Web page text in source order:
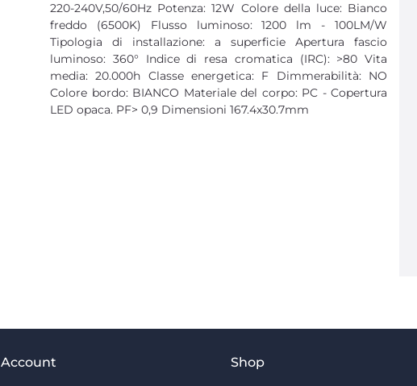
220-240V,50/60Hz Potenza: 12W Colore della luce: Bianco
freddo (6500K) Flusso luminoso: 1200 lm - 100LM/W
Tipologia di installazione: a superficie Apertura fascio
luminoso: 360° Indice di resa cromatica (IRC): >80 Vita
media: 20.000h Classe energetica: F Dimmerabilità: NO
Colore bordo: BIANCO Materiale del corpo: PC - Copertura
LED opaca. PF> 0,9 Dimensioni 167.4x30.7mm
Account Shop